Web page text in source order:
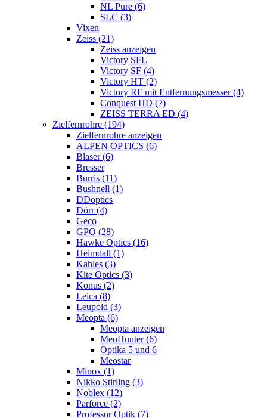
NL Pure (6)
SLC (3)
Vixen
Zeiss (21)
Zeiss anzeigen
Victory SFL
Victory SF (4)
Victory HT (2)
Victory RF mit Entfernungsmesser (4)
Conquest HD (7)
ZEISS TERRA ED (4)
Zielfernrohre (194)
Zielfernrohre anzeigen
ALPEN OPTICS (6)
Blaser (6)
Bresser
Burris (11)
Bushnell (1)
DDoptics
Dörr (4)
Geco
GPO (28)
Hawke Optics (16)
Heimdall (1)
Kahles (3)
Kite Optics (3)
Konus (2)
Leica (8)
Leupold (3)
Meopta (6)
Meopta anzeigen
MeoHunter (6)
Optika 5 und 6
Meostar
Minox (1)
Nikko Stirling (3)
Noblex (12)
Parforce (2)
Professor Optik (7)